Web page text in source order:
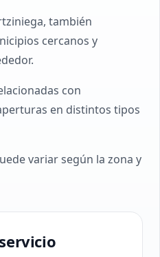
también
cercanos y
con
en distintos tipos
variar según la zona y